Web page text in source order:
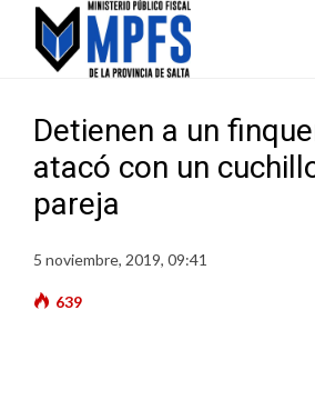
Detienen a un
atacó con un
pareja
5 noviembre, 2019, 09:41
639